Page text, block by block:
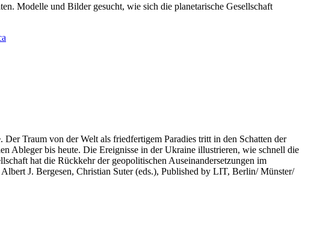
Modelle und Bilder gesucht, wie sich die planetarische Gesellschaft
Traum von der Welt als friedfertigem Paradies tritt in den Schatten der
Ableger bis heute. Die Ereignisse in der Ukraine illustrieren, wie schnell die
hat die Rückkehr der geopolitischen Auseinandersetzungen im
J. Bergesen, Christian Suter (eds.), Published by LIT, Berlin/ Münster/